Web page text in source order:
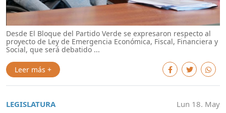
Desde El Bloque del Partido Verde se expresaron respecto al
proyecto de Ley de Emergencia Económica, Fiscal, Financiera y
Social, que será debatido ...
Leer más +
LEGISLATURA
Lun 18. May